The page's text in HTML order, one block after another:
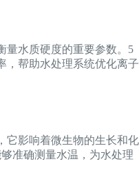
量水质硬度的重要参数。5
，帮助水处理系统优化离子
它影响着微生物的生长和化
准确测量水温，为水处理